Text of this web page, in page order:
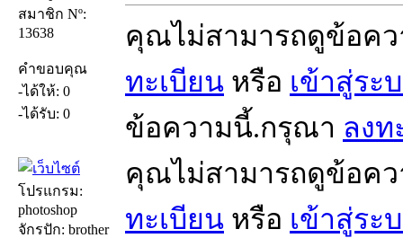
สมาชิก Nº:
13638
คำขอบคุณ
-ได้ให้: 0
-ได้รับ: 0
โปรแกรม:
photoshop
จักรปัก: brother
คุณไม่สามารถดูข้อค
ทะเบียน หรือ เข้าสู่ระ
ข้อความนี้.กรุณา ลงท
คุณไม่สามารถดูข้อค
ทะเบียน หรือ เข้าสู่ระ